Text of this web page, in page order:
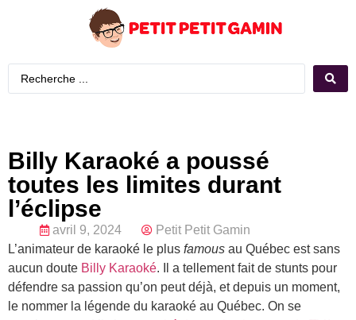
Billy Karaoké a poussé
toutes les limites durant
l’éclipse
avril 9, 2024
Petit Petit Gamin
L’animateur de karaoké le plus famous au Québec est sans
aucun doute Billy Karaoké. Il a tellement fait de stunts pour
défendre sa passion qu’on peut déjà, et depuis un moment,
le nommer la légende du karaoké au Québec. On se